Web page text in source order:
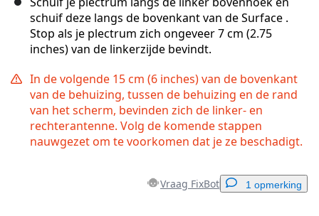
schuif deze langs de bovenkant van de Surface .
Stop als je plectrum zich ongeveer 7 cm (2.75
inches) van de linkerzijde bevindt.
In de volgende 15 cm (6 inches) van de bovenkant
van de behuizing, tussen de behuizing en de rand
van het scherm, bevinden zich de linker- en
rechterantenne. Volg de komende stappen
nauwgezet om te voorkomen dat je ze beschadigt.
Vraag FixBot 1 opmerking